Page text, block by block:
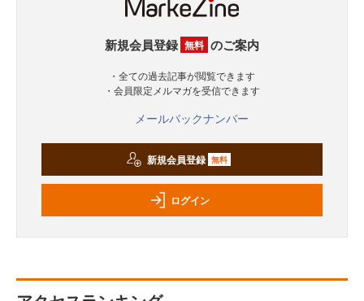
新規会員登録 無料 のご案内
・全ての過去記事が閲覧できます
・会員限定メルマガを受信できます
メールバックナンバー
新規会員登録 無料
ログイン